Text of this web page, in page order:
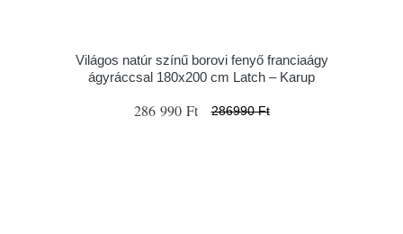
Világos natúr színű borovi fenyő franciaágy
ágyráccsal 180x200 cm Latch – Karup
286 990 Ft 286990 Ft